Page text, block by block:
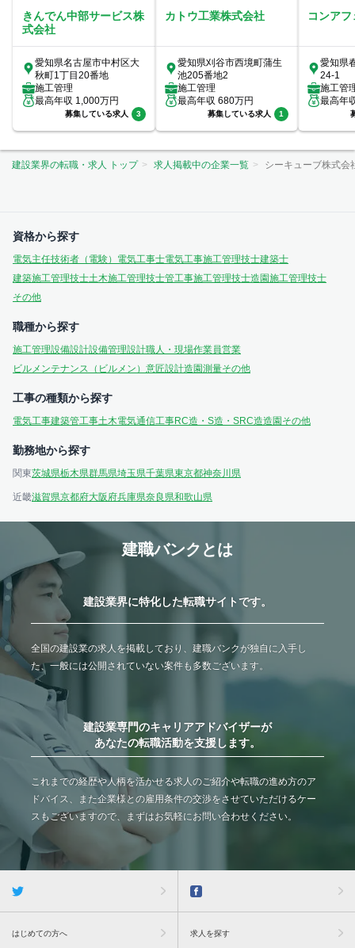
きんでん中部サービス株
式会社
愛知県名古屋市中村区大
秋町1丁目20番地
施工管理
最高年収 1,000万円
募集している求人 3
カトウ工業株式会社
愛知県刈谷市西境町蒲生
池205番地2
施工管理
最高年収 680万円
募集している求人 1
コンア
愛知県
24-1
施工管
最高年
建設業界の転職・求人 トップ 求人掲載中の企業一覧 シーキューブ株式会
資格から探す
電気主任技術者（電験） 電気工事士電気工事施工管理技士建築士
建築施工管理技士土木施工管理技士管工事施工管理技士造園施工管理技士
その他
職種から探す
施工管理設備設計設備管理設計職人・現場作業員営業
ビルメンテナンス（ビルメン） 意匠設計造園測量その他
工事の種類から探す
電気工事建築管工事土木電気通信工事RC造・S造・SRC造造園 その他
勤務地から探す
関東茨城県栃木県群馬県埼玉県千葉県東京都神奈川県
近畿滋賀県京都府大阪府兵庫県奈良県和歌山県
建職バンクとは
建設業界に特化した転職サイトです。
全国の建設業の求人を掲載しており、建職バンクが独自に入手し
た、一般には公開されていない案件も多数ございます。
建設業専門のキャリアアドバイザーが
あなたの転職活動を支援します。
これまでの経歴や人柄を活かせる求人のご紹介や転職の進め方のア
ドバイス、また企業様との雇用条件の交渉をさせていただけるケー
スもございますので、まずはお気軽にお問い合わせください。
はじめての方へ 求人を探す